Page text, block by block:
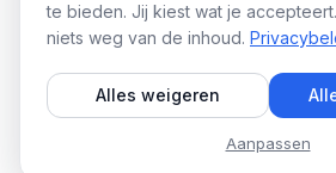
WAALAXY
Team Plan
te bieden. Jij kiest wat je
niets weg van de inhoud.
Alles weigeren
Aanpassen